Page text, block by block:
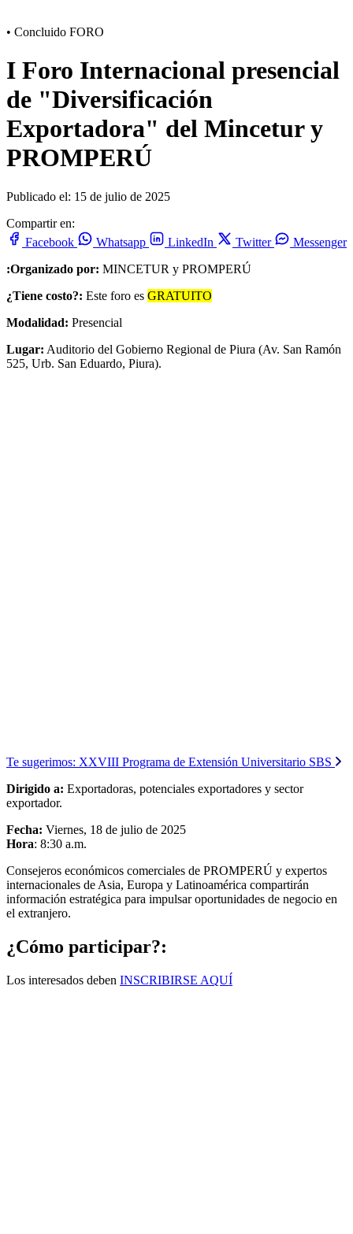
• Concluido FORO
I Foro Internacional presencial
de "Diversificación
Exportadora" del Mincetur y
PROMPERÚ
Publicado el: 15 de julio de 2025
Compartir en:
Facebook
Whatsapp LinkedIn Twitter
Messenger
:Organizado por: MINCETUR y PROMPERÚ
¿Tiene costo?: Este foro es GRATUITO
Modalidad: Presencial
Lugar: Auditorio del Gobierno Regional de Piura (Av. San Ramón
525, Urb. San Eduardo, Piura).
Te sugerimos: XXVIII Programa de Extensión Universitario SBS
Dirigido a: Exportadoras, potenciales exportadores y sector
exportador.
Fecha: Viernes, 18 de julio de 2025
Hora: 8:30 a.m.
Consejeros económicos comerciales de PROMPERÚ y expertos
internacionales de Asia, Europa y Latinoamérica compartirán
información estratégica para impulsar oportunidades de negocio en
el extranjero.
¿Cómo participar?:
Los interesados deben INSCRIBIRSE AQUÍ